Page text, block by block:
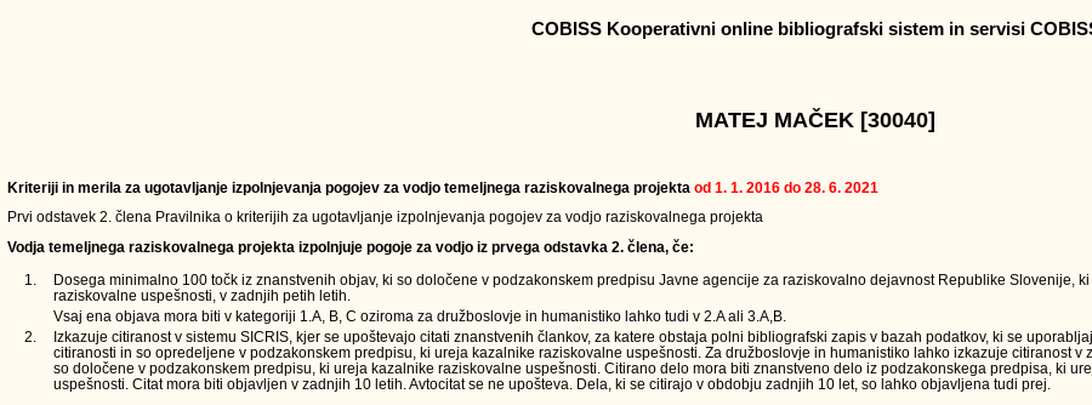
COBISS Kooperativni online bibliografski sistem in servisi
MATEJ MAČEK [30040]
Kriteriji in merila za ugotavljanje izpolnjevanja pogojev za vodjo temeljnega raziskovalnega projekta od 1. 1. 2016 do 28. 6. 2021
Prvi odstavek 2. člena Pravilnika o kriterijih za ugotavljanje izpolnjevanja pogojev za vodjo raziskovalnega projekta
Vodja temeljnega raziskovalnega projekta izpolnjuje pogoje za vodjo iz prvega odstavka 2. člena, če:
1.
Dosega minimalno 100 točk iz znanstvenih objav, ki so določene v podzakonskem predpisu Javne agencije za raziskovalno dejavnost Republike Slovenije,
raziskovalne uspešnosti, v zadnjih petih letih.
Vsaj ena objava mora biti v kategoriji 1.A, B, C oziroma za družboslovje in humanistiko lahko tudi v 2.A ali 3.A,B.
2.
Izkazuje citiranost v sistemu SICRIS, kjer se upoštevajo citati znanstvenih člankov, za katere obstaja polni bibliografski zapis v bazah podatkov, ki se
citiranosti in so opredeljene v podzakonskem predpisu, ki ureja kazalnike raziskovalne uspešnosti. Za družboslovje in humanistiko lahko izkazuje citiranost v
so določene v podzakonskem predpisu, ki ureja kazalnike raziskovalne uspešnosti. Citirano delo mora biti znanstveno delo iz podzakonskega predpisa, ki
uspešnosti. Citat mora biti objavljen v zadnjih 10 letih. Avtocitat se ne upošteva. Dela, ki se citirajo v obdobju zadnjih 10 let, so lahko objavljena tudi prej.